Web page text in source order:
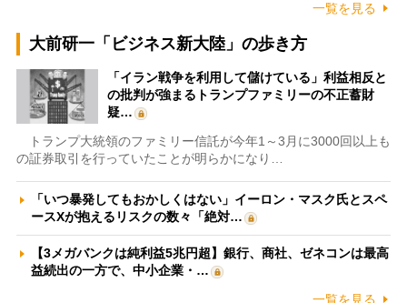
一覧を見る
大前研一「ビジネス新大陸」の歩き方
「イラン戦争を利用して儲けている」利益相反と
の批判が強まるトランプファミリーの不正蓄財
疑…
トランプ大統領のファミリー信託が今年1～3月に3000回以上も
の証券取引を行っていたことが明らかになり…
「いつ暴発してもおかしくはない」イーロン・マスク氏とスペ
ースXが抱えるリスクの数々「絶対…
【3メガバンクは純利益5兆円超】銀行、商社、ゼネコンは最高
益続出の一方で、中小企業・…
一覧を見る